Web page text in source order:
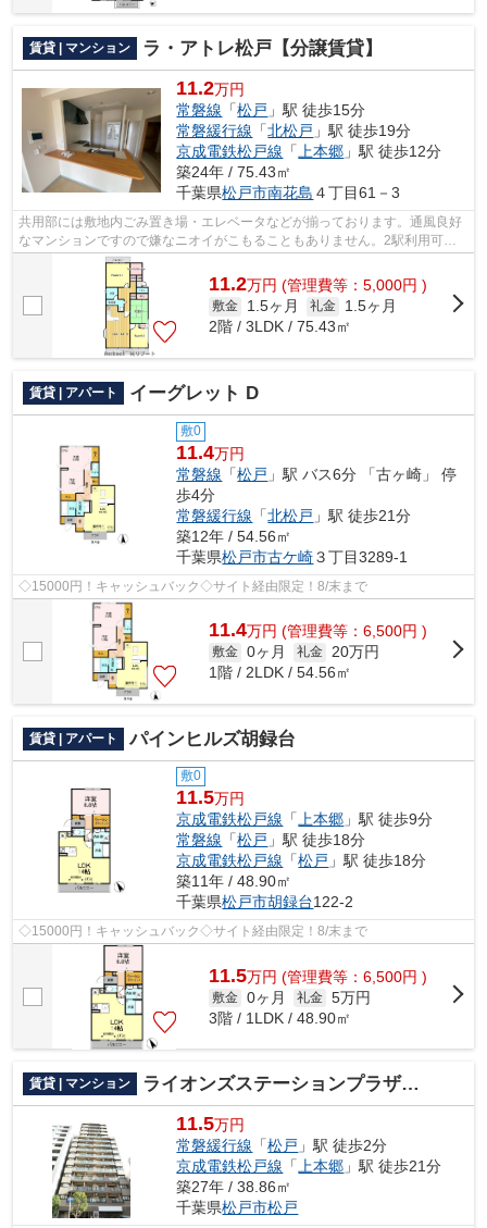
賃貸 | マンション ラ・アトレ松戸【分譲賃貸】
11.2万円
常磐線 「松戸 」駅 徒歩15分
常磐緩行線 「北松戸 」駅 徒歩19分
京成電鉄松戸線 「 上本郷 」駅 徒歩12分
築24年 / 75.43㎡
千葉県松戸市南花島 ４丁目61－3
共用部には敷地内ごみ置き場・エレベータなどが揃っております。通風良好
なマンションですので嫌なニオイがこもることもありません。2駅利用可能
のマンションです。閑静な住宅地にある...
11.2万円 (管理費等：5,000円 )
敷金 1.5ヶ月 礼金
1.5ヶ月
2階 / 3LDK / 75.43㎡
賃貸 | アパート イーグレット D
敷0
11.4万円
常磐線 「松戸 」駅 バス6分 「古ヶ崎」 停
歩4分
常磐緩行線 「北松戸 」駅 徒歩21分
築12年 / 54.56㎡
千葉県松戸市古ケ崎３丁目3289-1
◇15000円！キャッシュバック◇サイト経由限定！8/末まで
11.4万円 (管理費等：6,500円 )
敷金 0ヶ月 礼金 20万円
1階 / 2LDK / 54.56㎡
賃貸 | アパート パインヒルズ胡録台
敷0
11.5万円
京成電鉄松戸線 「上本郷 」駅 徒歩9分
常磐線 「松戸 」駅 徒歩18分
京成電鉄松戸線 「松戸 」駅 徒歩18分
築11年 / 48.90㎡
千葉県松戸市胡録台122-2
◇15000円！キャッシュバック◇サイト経由限定！8/末まで
11.5万円 (管理費等：6,500円 )
敷金 0ヶ月 礼金 5万円
3階 / 1LDK / 48.90㎡
賃貸 | マンション ライオンズステーションプラザ松戸
11.5万円
常磐緩行線 「松戸 」駅 徒歩2分
京成電鉄松戸線 「上本郷 」駅 徒歩21分
築27年 / 38.86㎡
千葉県松戸市松戸